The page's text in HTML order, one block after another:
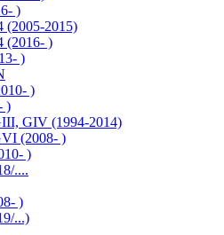
)
(2005-2015)
(2016- )
)
)
)
GIV (1994-2014)
(2008- )
)
....
)
...)